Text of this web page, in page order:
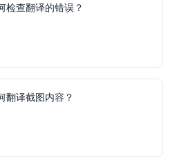
检查翻译的错误？
翻译截图内容？